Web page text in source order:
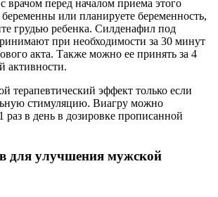
с врачом перед началом приема этого
или планируете беременность,
грудью ребенка. Силденафил под
при необходимости за 30 минут
акта. Также можно ее принять за 4
активности.
терапевтический эффект только если
стимуляцию. Виагру можно
раз в день в дозировке прописанной
для улучшения мужской